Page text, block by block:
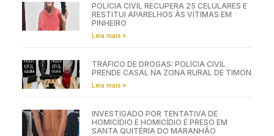
POLÍCIA CIVIL RECUPERA 25 CELULARES E
RESTITUI APARELHOS ÀS VÍTIMAS EM
PINHEIRO
Leia mais »
TRÁFICO DE DROGAS: POLÍCIA CIVIL
PRENDE CASAL NA ZONA RURAL DE TIMON
Leia mais »
INVESTIGADO POR TENTATIVA DE
HOMICÍDIO E HOMICÍDIO É PRESO EM
SANTA QUITÉRIA DO MARANHÃO